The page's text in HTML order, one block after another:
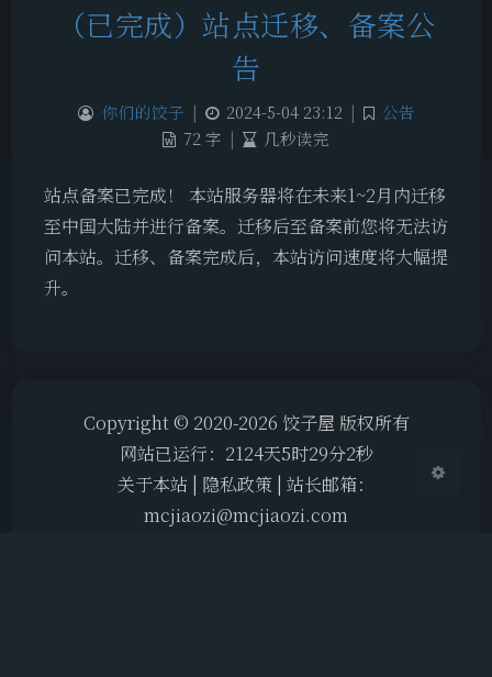
夜间模式
Sans Serif Serif
（已完成）站点迁移、备案公
告
你们的饺子 | 2024-5-04 23:12 |
公告
72 字 | 几秒读完
站点备案已完成！ 本站服务器将在未来1~2月内迁移
至中国大陆并进行备案。迁移后至备案前您将无法访
问本站。迁移、备案完成后，本站访问速度将大幅提
升。
Copyright © 2020-2026 饺子屋 版权所有
网站已运行： 2124天5时29分2秒
关于本站 | 隐私政策 | 站长邮箱：
mcjiaozi@mcjiaozi.com